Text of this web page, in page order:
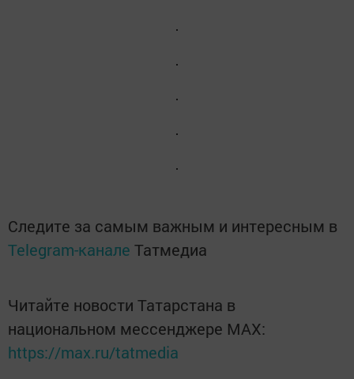
Следите за самым важным и интересным в
Telegram-канале Татмедиа
Читайте новости Татарстана в
национальном мессенджере MАХ:
https://max.ru/tatmedia